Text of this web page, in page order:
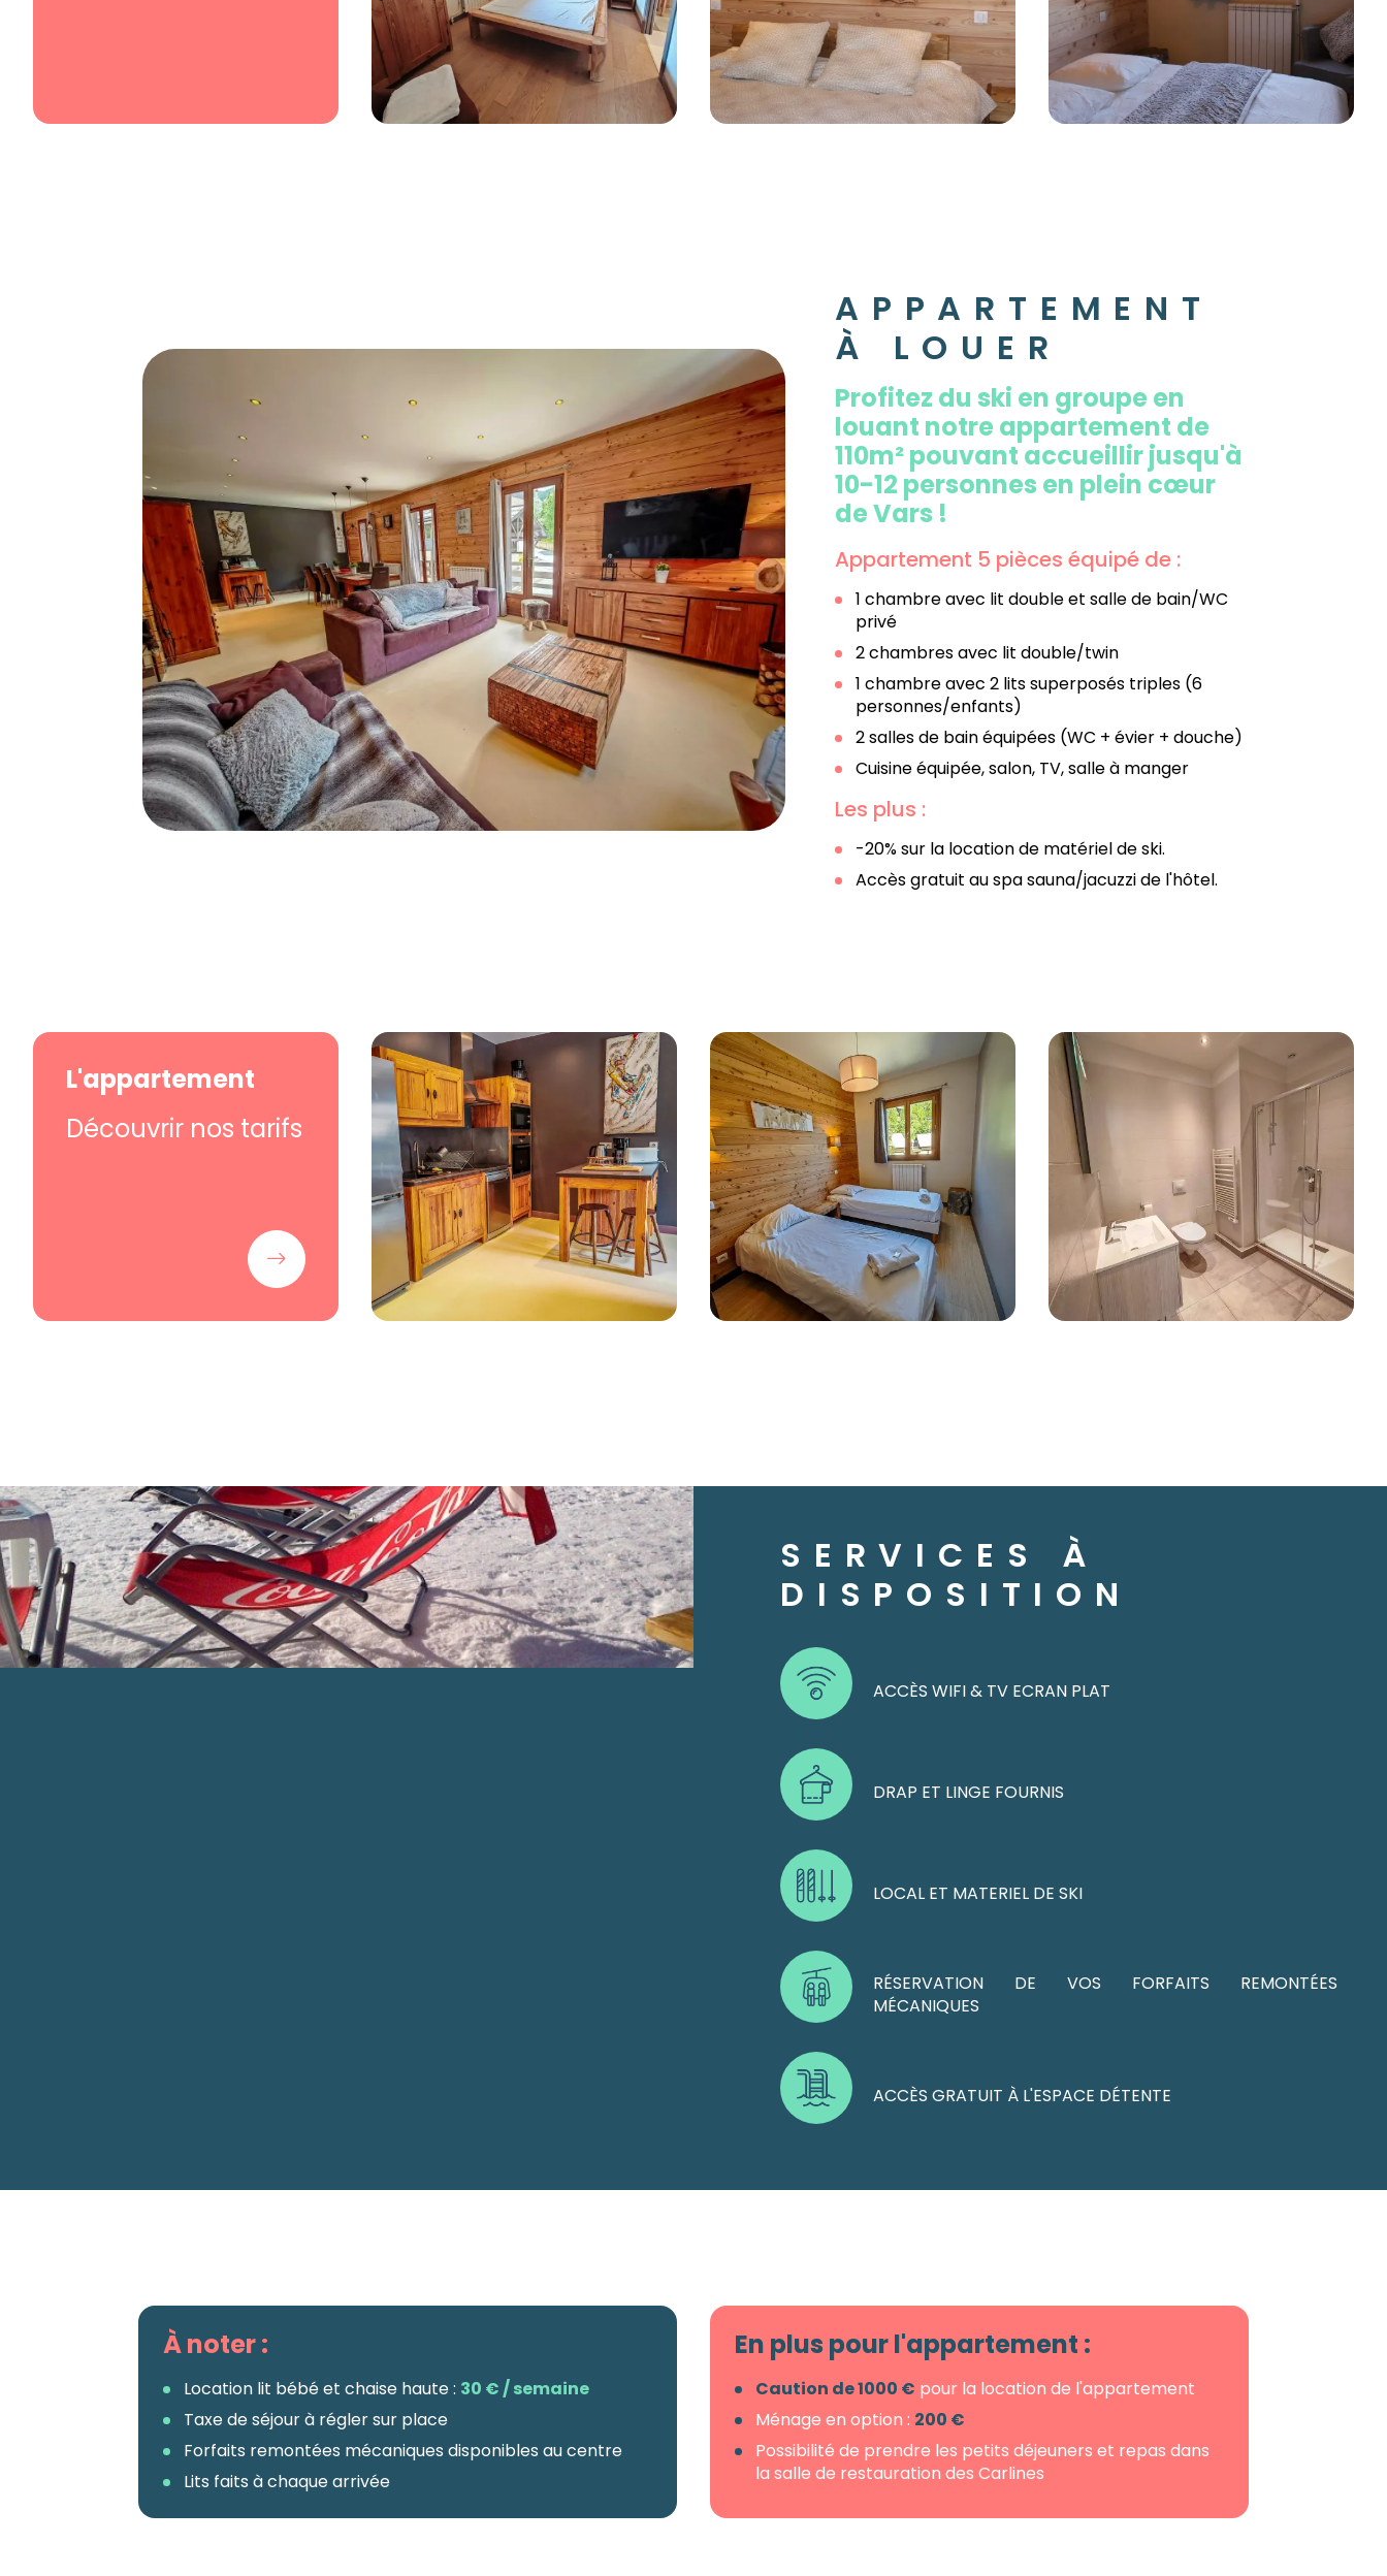
APPARTEMENT
À LOUER
Profitez du ski en groupe en
louant notre appartement de
110m² pouvant accueillir jusqu'à
10-12 personnes en plein cœur
de Vars !
Appartement 5 pièces équipé de :
1 chambre avec lit double et salle de bain/WC
privé
2 chambres avec lit double/twin
1 chambre avec 2 lits superposés triples (6
personnes/enfants)
2 salles de bain équipées (WC + évier + douche)
Cuisine équipée, salon, TV, salle à manger
Les plus :
-20% sur la location de matériel de ski.
​Accès gratuit au spa sauna/jacuzzi de l'hôtel.
L'appartement
Découvrir nos tarifs
SERVICES À
DISPOSITION
ACCÈS WIFI & TV ECRAN PLAT
DRAP ET LINGE FOURNIS
LOCAL ET MATERIEL DE SKI
RÉSERVATION DE VOS FORFAITS REMONTÉES
MÉCANIQUES
ACCÈS GRATUIT À L'ESPACE DÉTENTE
À noter :
Location lit bébé et chaise haute : 30 € / semaine
Taxe de séjour à régler sur place
Forfaits remontées mécaniques disponibles au centre
Lits faits à chaque arrivée
En plus pour l'appartement :
Caution de 1000 € pour la location de l'appartement
Ménage en option : 200 €
Possibilité de prendre les petits déjeuners et repas dans
la salle de restauration des Carlines